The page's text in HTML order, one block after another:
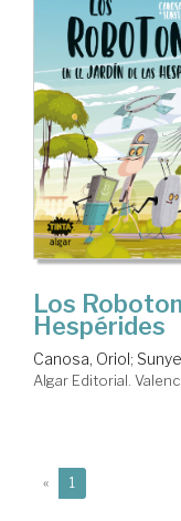
Los
Hespérides
Canosa, Oriol;
Algar Editorial.
« 1